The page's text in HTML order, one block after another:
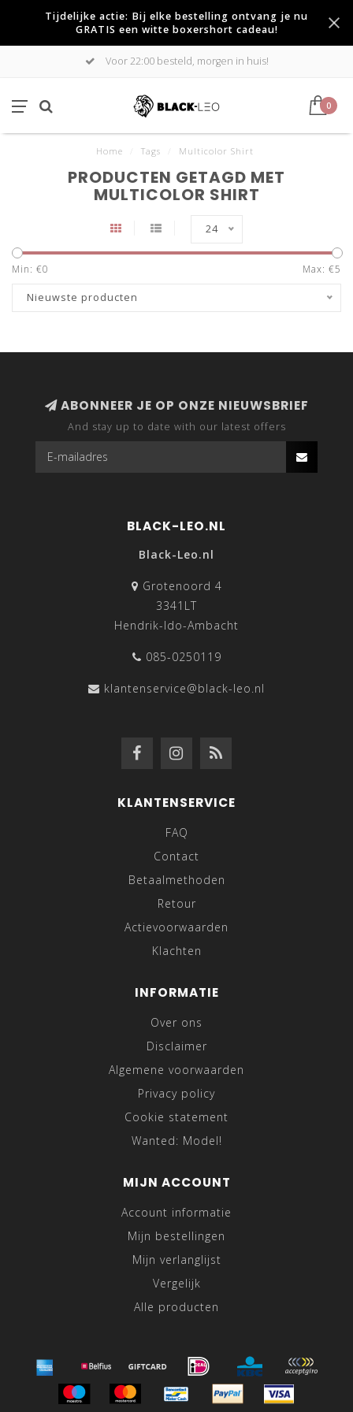
Tijdelijke actie: Bij elke bestelling ontvang je nu
GRATIS een witte boxershort cadeau!
Voor 22:00 besteld, morgen in huis!
0
Home Tags Multicolor Shirt
PRODUCTEN GETAGD MET
MULTICOLOR SHIRT
24
Min: €0 Max: €5
Nieuwste producten
ABONNEER JE OP ONZE NIEUWSBRIEF
And stay up to date with our latest offers
BLACK-LEO.NL
Black-Leo.nl
Grotenoord 4
3341LT
Hendrik-Ido-Ambacht
085-0250119
klantenservice@black-leo.nl
KLANTENSERVICE
FAQ
Contact
Betaalmethoden
Retour
Actievoorwaarden
Klachten
INFORMATIE
Over ons
Disclaimer
Algemene voorwaarden
Privacy policy
Cookie statement
Wanted: Model!
MIJN ACCOUNT
Account informatie
Mijn bestellingen
Mijn verlanglijst
Vergelijk
Alle producten